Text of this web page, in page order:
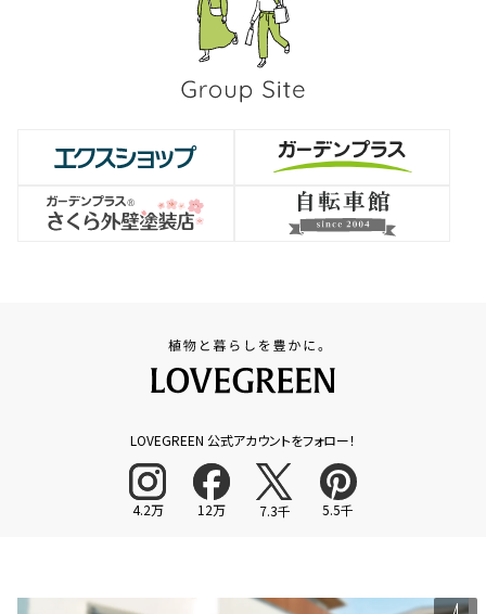
LOVEGREEN 公式アカウントをフォロー！
4.2万 12万 7.3千 5.5千